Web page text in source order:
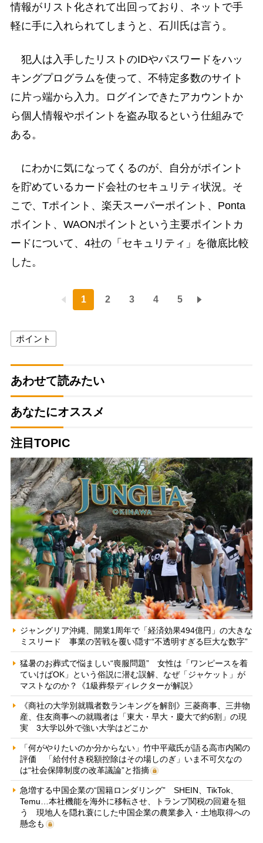
情報がリスト化されて出回っており、ネットで手
軽に手に入れられてしまうと、石川氏は言う。
犯人は入手したリストのIDやパスワードをハッ
キングプログラムを使って、不特定多数のサイト
に片っ端から入力。ログインできたアカウントか
ら個人情報やポイントを盗み取るという仕組みで
ある。
にわかに気になってくるのが、自分がポイント
を貯めているカード会社のセキュリティ状況。そ
こで、Tポイント、楽天スーパーポイント、Ponta
ポイント、WAONポイントという主要ポイントカ
ードについて、4社の「セキュリティ」を徹底比較
した。
1 2 3 4 5
ポイント
あわせて読みたい
あなたにオススメ
注目TOPIC
ジャングリア沖縄、開業1周年で「経済効果494億円」の大きな
ミスリード 事業の苦戦を覆い隠す“不透明すぎる巨大な数字”
猛暑のお葬式で悩ましい“喪服問題” 女性は「ワンピースを着
ていけばOK」という俗説に潜む誤解、なぜ「ジャケット」が
マストなのか？《1級葬祭ディレクターが解説》
《商社の大学別就職者数ランキングを解剖》三菱商事、三井物
産、住友商事への就職者は「東大・早大・慶大で約6割」の現
実 3大学以外で強い大学はどこか
「何がやりたいのか分からない」竹中平蔵氏が語る高市内閣の
評価 「給付付き税額控除はその場しのぎ」いま不可欠なの
は“社会保障制度の改革議論”と指摘
急増する中国企業の“国籍ロンダリング” SHEIN、TikTok、
Temu…本社機能を海外に移転させ、トランプ関税の回避を狙
う 現地人を隠れ蓑にした中国企業の農業参入・土地取得への
懸念も